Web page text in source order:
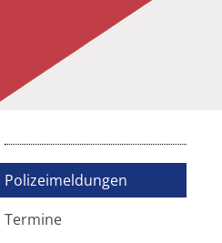
Polizeimeldungen
Termine